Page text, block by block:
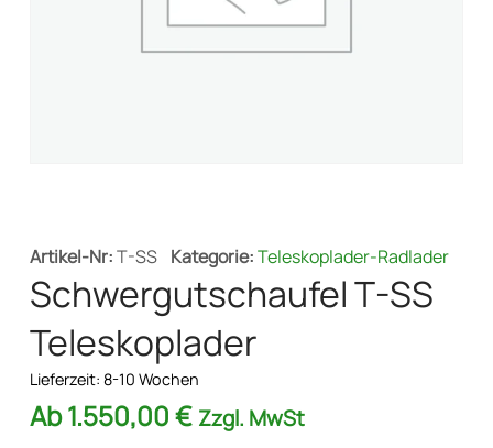
Artikel-Nr:T-SS Kategorie:Teleskoplader-Radlader
Schwergutschaufel T-SS
Teleskoplader
Lieferzeit: 8-10 Wochen
Ab1.550,00€ Zzgl. MwSt